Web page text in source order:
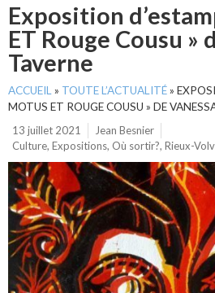
Exposition
ET Rouge Cousu »
Taverne
ACCUEIL » TOUTE L’ACTUALITÉ»
MOTUS ET ROUGE COUSU » DE
13 juillet 2021
Jean Besnier
Culture, Expositions, Où sortir?, Rieux-